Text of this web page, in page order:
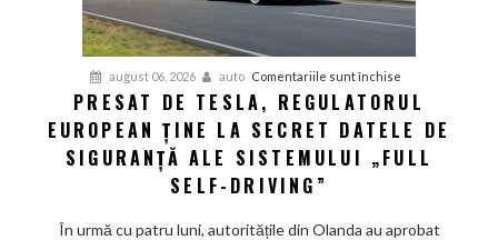
august 06, 2026 auto Comentariile sunt închise
Presat
de
Tesla,
ține
PRESAT DE TESLA, REGULATORUL
EUROPEAN ȚINE LA SECRET DATELE DE
SIGURANȚĂ ALE SISTEMULUI „FULL
SELF-DRIVING”
În urmă cu patru luni, autoritățile din Olanda au aprobat